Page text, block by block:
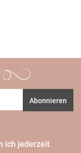
Abonnieren
ich jederzeit